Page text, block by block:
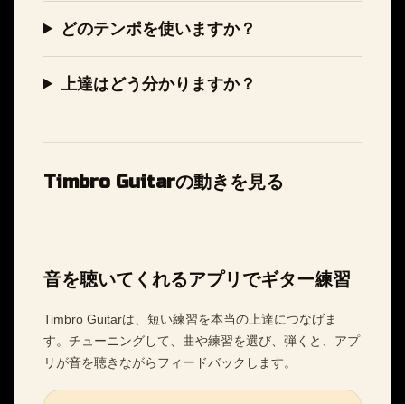
どのテンポを使いますか？
上達はどう分かりますか？
Timbro Guitarの動きを見る
音を聴いてくれるアプリでギター練習
Timbro Guitarは、短い練習を本当の上達につなげま
す。チューニングして、曲や練習を選び、弾くと、アプ
リが音を聴きながらフィードバックします。